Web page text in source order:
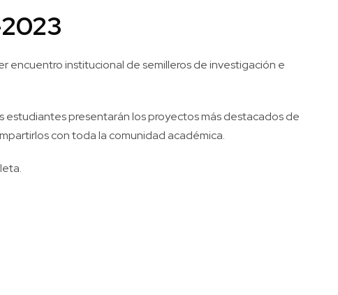
encuentro institucional de semilleros de investigación e
estudiantes presentarán los proyectos más destacados de
con toda la comunidad académica.